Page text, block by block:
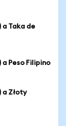
a Taka de
a Peso Filipino
a Złoty